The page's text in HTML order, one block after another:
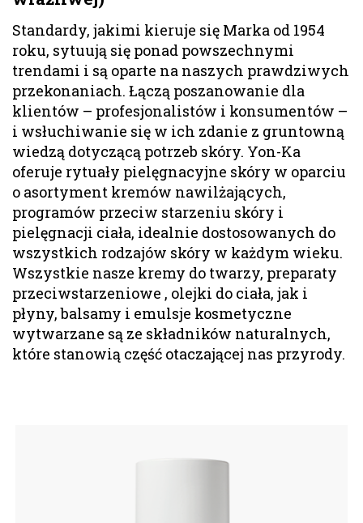
Standardy, jakimi kieruje się Marka od 1954
roku, sytuują się ponad powszechnymi
trendami i są oparte na naszych prawdziwych
przekonaniach. Łączą poszanowanie dla
klientów – profesjonalistów i konsumentów –
i wsłuchiwanie się w ich zdanie z gruntowną
wiedzą dotyczącą potrzeb skóry. Yon-Ka
oferuje rytuały pielęgnacyjne skóry w oparciu
o asortyment kremów nawilżających,
programów przeciw starzeniu skóry i
pielęgnacji ciała, idealnie dostosowanych do
wszystkich rodzajów skóry w każdym wieku.
Wszystkie nasze kremy do twarzy, preparaty
przeciwstarzeniowe , olejki do ciała, jak i
płyny, balsamy i emulsje kosmetyczne
wytwarzane są ze składników naturalnych,
które stanowią część otaczającej nas przyrody.